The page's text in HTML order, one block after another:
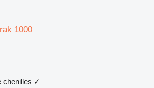
1000
chenilles ✓